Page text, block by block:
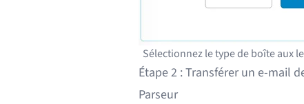
Sélectionnez le type de boîte aux
Étape 2 : Transférer un e-mail
Parseur